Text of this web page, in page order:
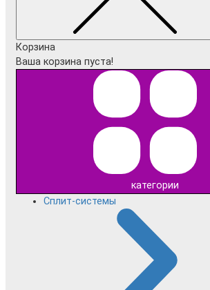
Корзина
Ваша корзина пуста!
категории
Сплит-системы